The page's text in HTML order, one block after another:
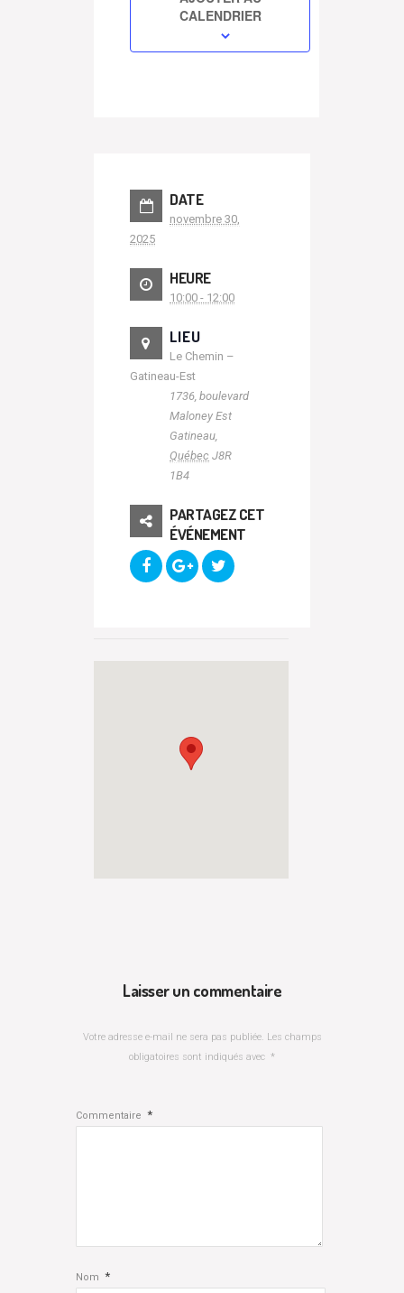
CALENDRIER
DATE
novembre 30,
2025
HEURE
10:00 - 12:00
LIEU
Le Chemin –
Gatineau-Est
1736, boulevard
Maloney Est
Gatineau,
Québec J8R
1B4
PARTAGEZ CET
ÉVÉNEMENT
Laisser un commentaire
Votre adresse e-mail ne sera pas publiée. Les champs
obligatoires sont indiqués avec *
Commentaire *
Nom *